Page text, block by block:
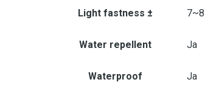
Light fastness ± 7~8
Water repellent Ja
Waterproof Ja